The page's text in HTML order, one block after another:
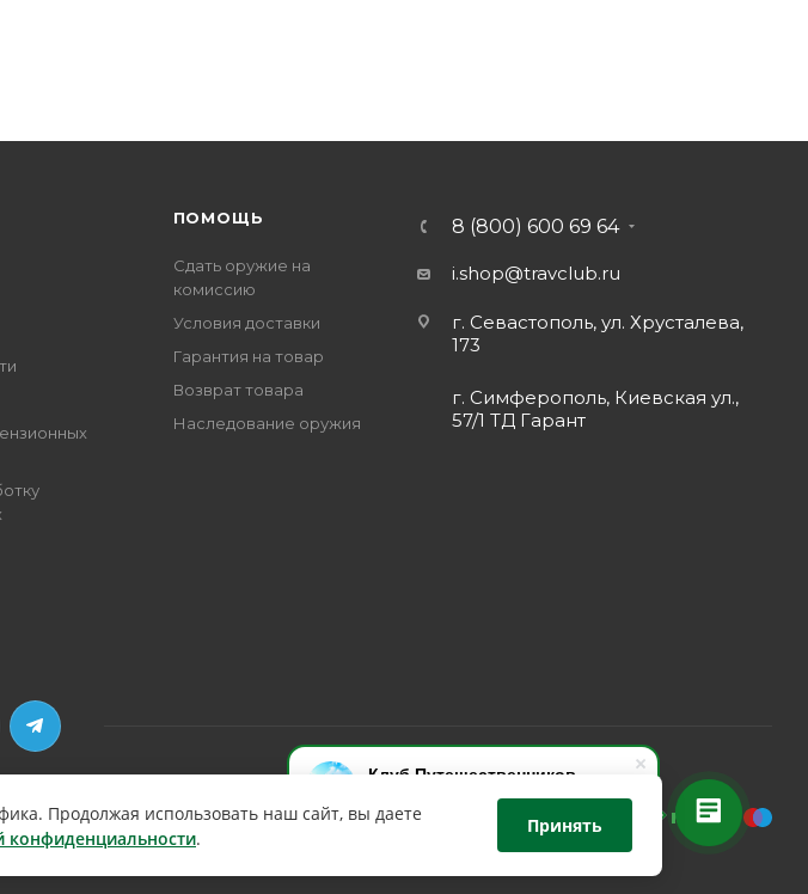
Клуб Путешественников
Здравствуйте! Задавайте
вопрос,мы on-line!
ПОМОЩЬ
Сдать оружие на
комиссию
Условия доставки
Гарантия на товар
Возврат товара
Наследование оружия
8 (800) 600 69 64
i.shop@travclub.ru
г. Севастополь, ул. Хрусталева,
173
г. Симферополь, Киевская ул.,
57/1 ТД Гарант
Продолжая использовать наш сайт, вы даете
конфиденциальности.
Принять